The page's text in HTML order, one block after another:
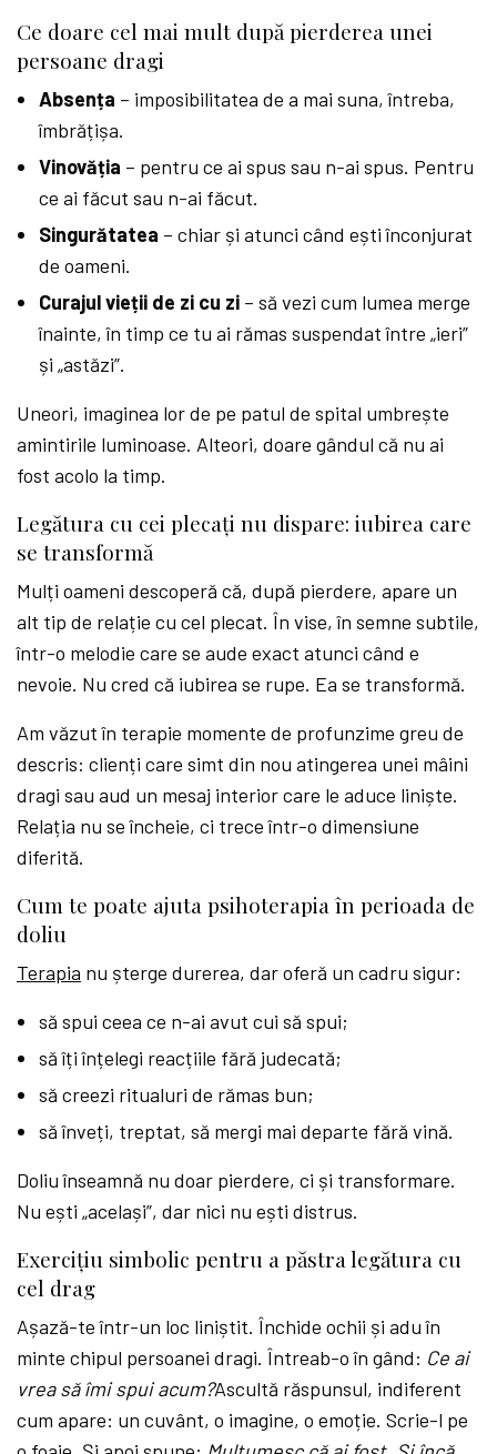
Ce doare cel mai mult după pierderea unei
persoane dragi
Absența – imposibilitatea de a mai suna, întreba,
îmbrățișa.
Vinovăția – pentru ce ai spus sau n-ai spus. Pentru
ce ai făcut sau n-ai făcut.
Singurătatea – chiar și atunci când ești înconjurat
de oameni.
Curajul vieții de zi cu zi – să vezi cum lumea merge
înainte, în timp ce tu ai rămas suspendat între „ieri”
și „astăzi”.
Uneori, imaginea lor de pe patul de spital umbrește
amintirile luminoase. Alteori, doare gândul că nu ai
fost acolo la timp.
Legătura cu cei plecați nu dispare: iubirea care
se transformă
Mulți oameni descoperă că, după pierdere, apare un
alt tip de relație cu cel plecat. În vise, în semne subtile,
într-o melodie care se aude exact atunci când e
nevoie. Nu cred că iubirea se rupe. Ea se transformă.
Am văzut în terapie momente de profunzime greu de
descris: clienți care simt din nou atingerea unei mâini
dragi sau aud un mesaj interior care le aduce liniște.
Relația nu se încheie, ci trece într-o dimensiune
diferită.
Cum te poate ajuta psihoterapia în perioada de
doliu
Terapia nu șterge durerea, dar oferă un cadru sigur:
să spui ceea ce n-ai avut cui să spui;
să îți înțelegi reacțiile fără judecată;
să creezi ritualuri de rămas bun;
să înveți, treptat, să mergi mai departe fără vină.
Doliu înseamnă nu doar pierdere, ci și transformare.
Nu ești „același”, dar nici nu ești distrus.
Exercițiu simbolic pentru a păstra legătura cu
cel drag
Așază-te într-un loc liniștit. Închide ochii și adu în
minte chipul persoanei dragi. Întreab-o în gând: Ce ai
vrea să îmi spui acum?Ascultă răspunsul, indiferent
cum apare: un cuvânt, o imagine, o emoție. Scrie-l pe